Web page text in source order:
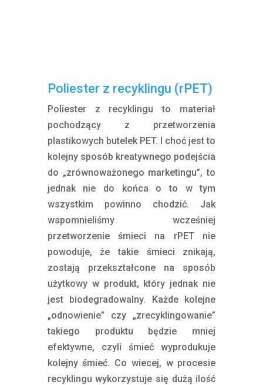
Poliester z recyklingu (rPET)
Poliester z recyklingu to materiał
pochodzący z przetworzenia
plastikowych butelek PET. I choć jest to
kolejny sposób kreatywnego podejścia
do „zrównoważonego marketingu”, to
jednak nie do końca o to w tym
wszystkim powinno chodzić. Jak
wspomnieliśmy wcześniej
przetworzenie śmieci na rPET nie
powoduje, że takie śmieci znikają,
zostają przekształcone na sposób
użytkowy w produkt, który jednak nie
jest biodegradowalny. Każde kolejne
„odnowienie” czy „zrecyklingowanie”
takiego produktu będzie mniej
efektywne, czyli śmieć wyprodukuje
kolejny śmieć. Co wiecej, w procesie
recyklingu wykorzystuje się dużą ilość